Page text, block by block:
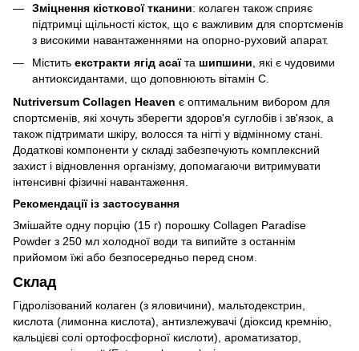
Зміцнення кісткової тканини: колаген також сприяє
підтримці щільності кісток, що є важливим для спортсменів
з високими навантаженнями на опорно-руховий апарат.
Містить екстракти ягід асаїта шипшини , які є чудовими
антиоксидантами, що доповнюють вітамін С.
Nutriversum Collagen Heaven є оптимальним вибором для
спортсменів, які хочуть зберегти здоров'я суглобів і зв'язок, а
також підтримати шкіру, волосся та нігті у відмінному стані.
Додаткові компоненти у складі забезпечують комплексний
захист і відновлення організму, допомагаючи витримувати
інтенсивні фізичні навантаження.
Рекомендації із застосування
Змішайте одну порцію (15 г) порошку Collagen Paradise
Powder з 250 мл холодної води та випийте з останнім
прийомом їжі або безпосередньо перед сном.
Склад
Гідролізований колаген (з яловичини), мальтодекстрин,
кислота (лимонна кислота), антизлежувачі (діоксид кремнію,
кальцієві солі ортофосфорної кислоти), ароматизатор,